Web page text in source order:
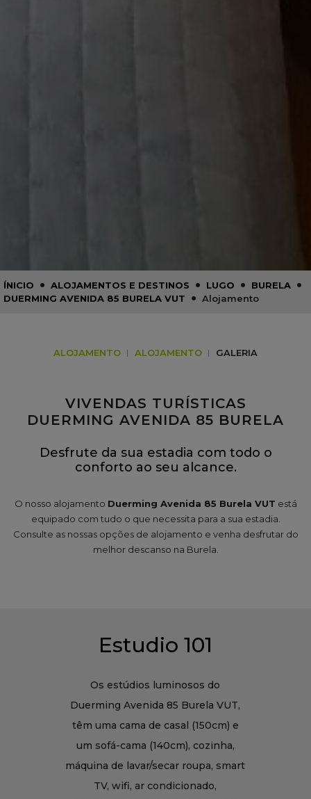
ÍNICIO • ALOJAMENTOS E DESTINOS • LUGO • BURELA •
DUERMING AVENIDA 85 BURELA VUT • Alojamento
ALOJAMENTO ALOJAMENTO GALERIA
VIVENDAS TURÍSTICAS
DUERMING AVENIDA 85 BURELA
Desfrute da sua estadia com todo o
conforto ao seu alcance.
O nosso alojamento Duerming Avenida 85 Burela VUT está
equipado com tudo o que necessita para a sua estadia.
Consulte as nossas opções de alojamento e venha desfrutar do
melhor descanso na Burela.
Estudio 101
Os estúdios luminosos do
Duerming Avenida 85 Burela VUT,
têm uma cama de casal (150cm) e
um sofá-cama (140cm), cozinha,
máquina de lavar/secar roupa, smart
TV, wifi, ar condicionado,